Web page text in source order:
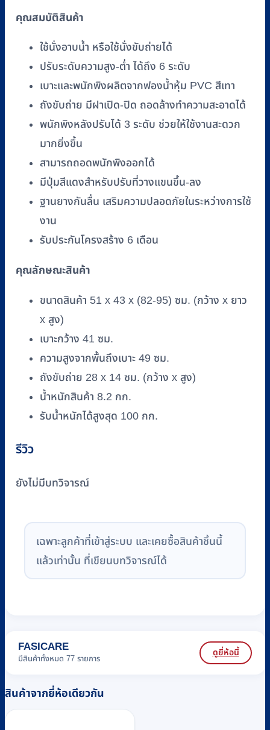
รอง
เบาะ
สี
เทา
หลัง
และ
พนัก
วาง
FASICARE
รุ่น
15
คุณสมบัติสินค้า
ใช้นั่งอาบน้ำ หรือใช้นั่งขับถ่ายได้
ปรับระดับความสูง-ต่ำ ได้ถึง 6 ระดับ
เบาะและพนักพิงผลิตจากฟองน้ำหุ้ม PVC สีเทา
ถังขับถ่าย มีฝาเปิด-ปิด ถอดล้างทำความสะอาดได้
พนักพิงหลังปรับได้ 3 ระดับ ช่วยให้ใช้งานสะดวก
มากยิ่งขึ้น
สามารถถอดพนักพิงออกได้
มีปุ่มสีแดงสำหรับปรับที่วางแขนขึ้น-ลง
ฐานยางกันลื่น เสริมความปลอดภัยในระหว่างการใช้
งาน
รับประกันโครงสร้าง 6 เดือน
คุณลักษณะสินค้า
ขนาดสินค้า 51 x 43 x (82-95) ซม. (กว้าง x ยาว
x สูง)
เบาะกว้าง 41 ซม.
ความสูงจากพื้นถึงเบาะ 49 ซม.
ถังขับถ่าย 28 x 14 ซม. (กว้าง x สูง)
น้ำหนักสินค้า 8.2 กก.
รับน้ำหนักได้สูงสุด 100 กก.
รีวิว
ยังไม่มีบทวิจารณ์
เฉพาะลูกค้าที่เข้าสู่ระบบ และเคยซื้อสินค้าชิ้นนี้
แล้วเท่านั้น ที่เขียนบทวิจารณ์ได้
FASICARE
มีสินค้าทั้งหมด 77 รายการ
ดูยี่ห้อนี้
สินค้าจากยี่ห้อเดียวกัน